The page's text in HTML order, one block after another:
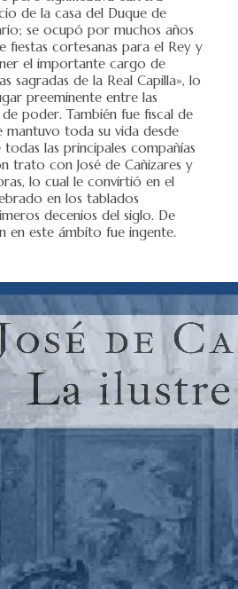
de la casa del Duque de
se ocupó por muchos años
fiestas cortesanas para el Rey y
el importante cargo de
sagradas de la Real Capilla», lo
preeminente entre las
poder. También fue fiscal de
mantuvo toda su vida desde
las principales compañías
trato con José de Cañizares y
lo cual le convirtió en el
en los tablados
decenios del siglo. De
en este ámbito fue ingente.